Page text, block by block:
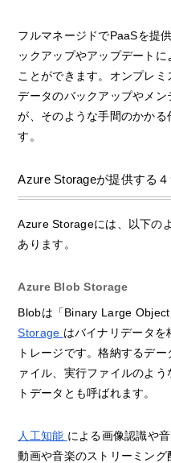
フルマネージドでPaaSを提
ックアップやアップデート
ことができます。オンプレミ
データのバックアップやメ
が、そのような手間のかか
す。
Azure Storageが提供する
Azure Storageには、以下の
あります。
Azure Blob Storage
Blobは「Binary Large Object
Storage はバイナリデータを
トレージです。格納するデ
ァイル、実行ファイルのよ
トデータとも呼ばれます。
人工知能 による画像認識や
動画や音楽のストリーミン